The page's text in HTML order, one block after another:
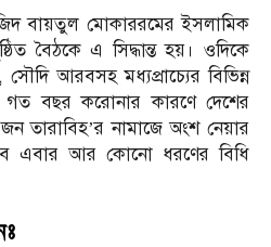
বায়তুল মোকাররমের ইসলামিক
বৈঠকে এ সিদ্ধান্ত হয়। ওদিকে
আরবসহ মধ্যপ্রাচ্যের বিভিন্ন
বছর করোনার কারণে দেশের
তারাবিহ’র নামাজে অংশ নেয়ার
এবার আর কোনো ধরণের বিধি